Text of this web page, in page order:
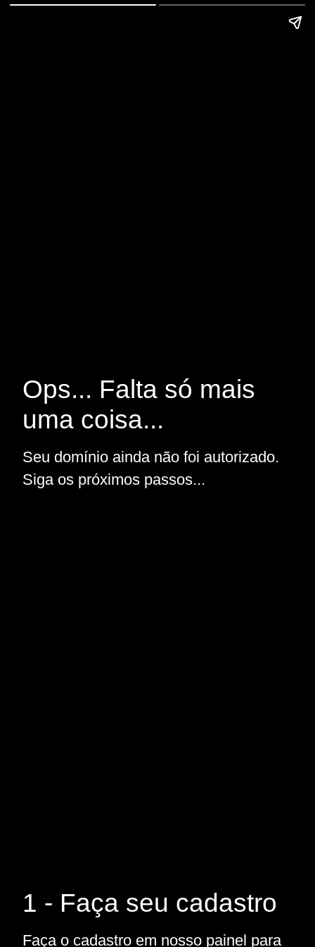
Ops... Falta só mais
uma coisa...
Seu domínio ainda não foi autorizado.
Siga os próximos passos...
1 - Faça seu cadastro
Faça o cadastro em nosso painel para